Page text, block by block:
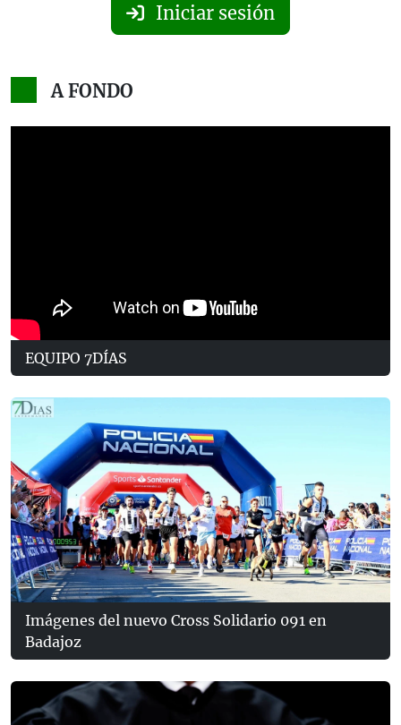
Iniciar sesión
A FONDO
EQUIPO 7DÍAS
Imágenes del nuevo Cross Solidario 091 en
Badajoz